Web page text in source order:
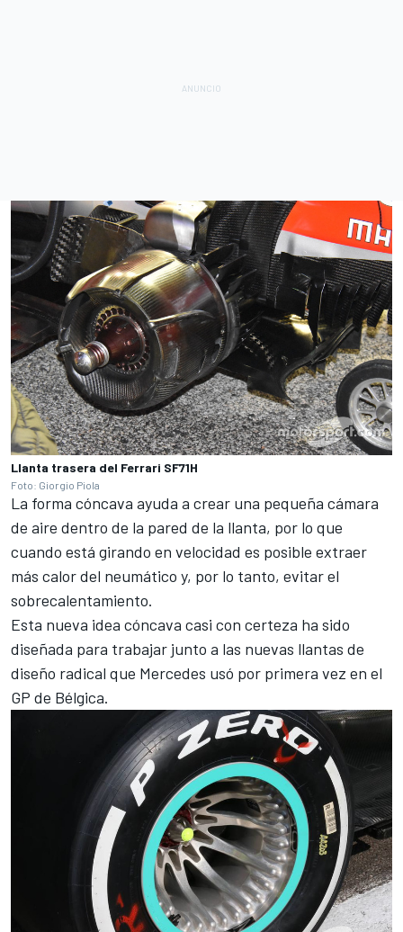
Llanta trasera del Ferrari SF71H
Foto: Giorgio Piola
La forma cóncava ayuda a crear una pequeña cámara
de aire dentro de la pared de la llanta, por lo que
cuando está girando en velocidad es posible extraer
más calor del neumático y, por lo tanto, evitar el
sobrecalentamiento.
Esta nueva idea cóncava casi con certeza ha sido
diseñada para trabajar junto a las nuevas llantas de
diseño radical que Mercedes usó por primera vez en el
GP de Bélgica.